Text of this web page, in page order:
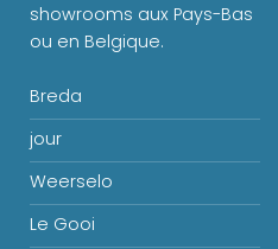
showrooms aux Pays-Bas
ou en Belgique.
Breda
jour
Weerselo
Le Gooi